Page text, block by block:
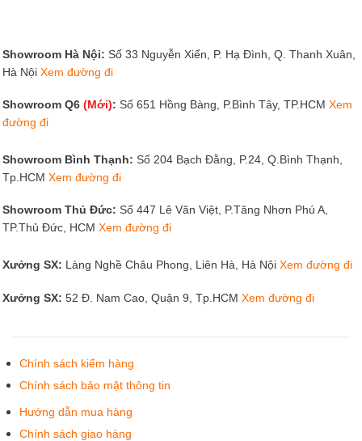
Showroom Hà Nội: Số 33 Nguyễn Xiển, P. Hạ Đình, Q. Thanh Xuân,
Hà Nội Xem đường đi
Showroom Q6 (Mới): Số 651 Hồng Bàng, P.Bình Tây, TP.HCM Xem
đường đi
Showroom Bình Thạnh: Số 204 Bạch Đằng, P.24, Q.Bình Thạnh,
Tp.HCM Xem đường đi
Showroom Thủ Đức: Số 447 Lê Văn Việt, P.Tăng Nhơn Phú A,
TP.Thủ Đức, HCM Xem đường đi
Xưởng SX: Làng Nghề Châu Phong, Liên Hà, Hà Nội Xem đường đi
Xưởng SX: 52 Đ. Nam Cao, Quận 9, Tp.HCM Xem đường đi
Chính sách kiểm hàng
Chính sách bảo mật thông tin
Hướng dẫn mua hàng
Chính sách giao hàng